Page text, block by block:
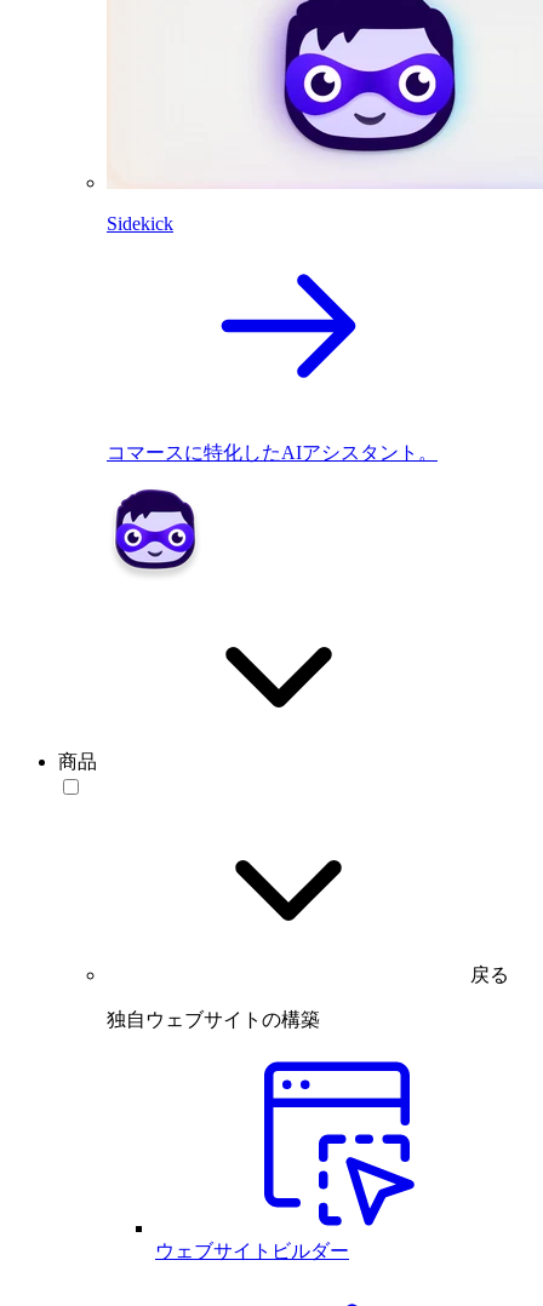
Sidekick
コマースに特化したAIアシスタント。
商品
戻る
独自ウェブサイトの構築
ウェブサイトビルダー